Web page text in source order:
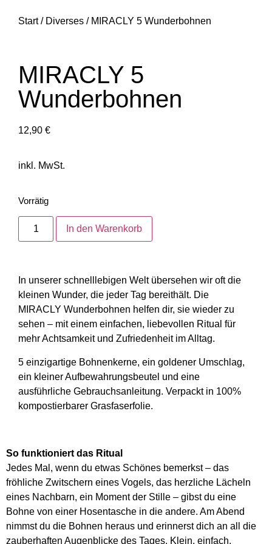
Start/ Diverses / MIRACLY 5 Wunderbohnen
MIRACLY 5
Wunderbohnen
12,90 €
inkl. MwSt.
Vorrätig
In den Warenkorb
In unserer schnelllebigen Welt übersehen wir oft die
kleinen Wunder, die jeder Tag bereithält. Die
MIRACLY Wunderbohnen helfen dir, sie wieder zu
sehen – mit einem einfachen, liebevollen Ritual für
mehr Achtsamkeit und Zufriedenheit im Alltag.
5 einzigartige Bohnenkerne, ein goldener Umschlag,
ein kleiner Aufbewahrungsbeutel und eine
ausführliche Gebrauchsanleitung. Verpackt in 100%
kompostierbarer Grasfaserfolie.
So funktioniert das Ritual
Jedes Mal, wenn du etwas Schönes bemerkst – das
fröhliche Zwitschern eines Vogels, das herzliche Lächeln
eines Nachbarn, ein Moment der Stille – gibst du eine
Bohne von einer Hosentasche in die andere. Am Abend
nimmst du die Bohnen heraus und erinnerst dich an all die
zauberhaften Augenblicke des Tages. Klein, einfach,